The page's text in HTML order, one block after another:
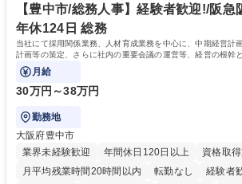
ール管理が出来る方。※将来的に他部署（営業部
へのジョブローテーションの可能性があります。 学歴・資格 学歴：大学
院 大学 語学力： 資格：宅地建物取引士
【豊中市/総務人事】経験者歓迎!/阪
年休124日 総務
当社にて採用関係業務、人材育成業務を中心に、中期経営計
計画等の策定、さらに社内の重要会議の運営等、経営の根幹
般を担当していただきます。
月給
30万円～38万円
勤務地
大阪府豊中市
業界未経験歓迎
年間休日120日以上
資格取
月平均残業時間20時間以内
転勤なし 経験者